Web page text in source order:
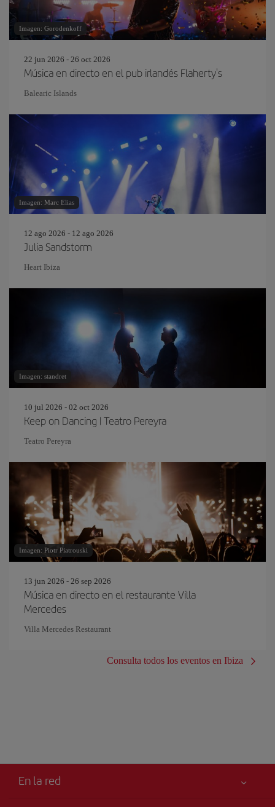
Imagen: Gorodenkoff
22 jun 2026 - 26 oct 2026
Música en directo en el pub irlandés Flaherty's
Balearic Islands
Imagen: Marc Elias
12 ago 2026 - 12 ago 2026
Julia Sandstorm
Heart Ibiza
Imagen: standret
10 jul 2026 - 02 oct 2026
Keep on Dancing | Teatro Pereyra
Teatro Pereyra
Imagen: Piotr Piatrouski
13 jun 2026 - 26 sep 2026
Música en directo en el restaurante Villa
Mercedes
Villa Mercedes Restaurant
Consulta todos los eventos en Ibiza
En la red